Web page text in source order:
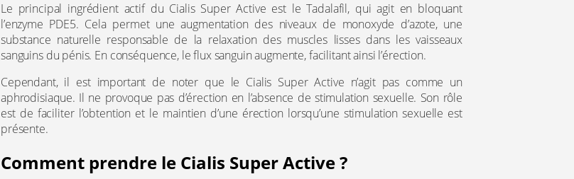
Le principal ingrédient actif du Cialis Super Active est le Tadalafil, qui agit en bloquant
l’enzyme PDE5. Cela permet une augmentation des niveaux de monoxyde d’azote, une
substance naturelle responsable de la relaxation des muscles lisses dans les vaisseaux
sanguins du pénis. En conséquence, le flux sanguin augmente, facilitant ainsi l’érection.
Cependant, il est important de noter que le Cialis Super Active n’agit pas comme un
aphrodisiaque. Il ne provoque pas d’érection en l’absence de stimulation sexuelle. Son rôle
est de faciliter l’obtention et le maintien d’une érection lorsqu’une stimulation sexuelle est
présente.
Comment prendre le Cialis Super Active ?